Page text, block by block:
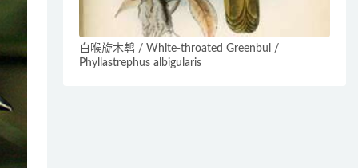
白喉旋木鹎 / White-throated Greenbul /
Phyllastrephus albigularis